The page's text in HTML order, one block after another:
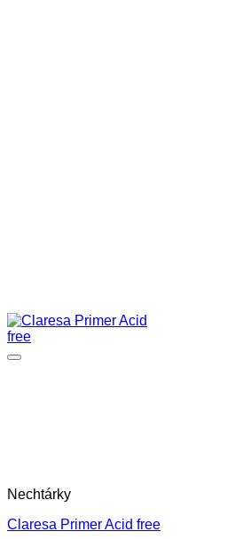
Nechtárky
Claresa Primer Acid free